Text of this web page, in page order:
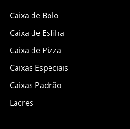
Caixa de Bolo
Caixa de Esfiha
Caixa de Pizza
Caixas Especiais
Caixas Padrão
Lacres